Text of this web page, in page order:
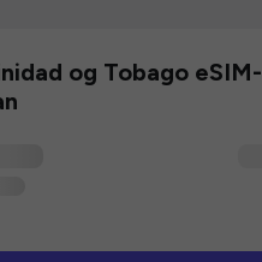
og Tobago eSIM-